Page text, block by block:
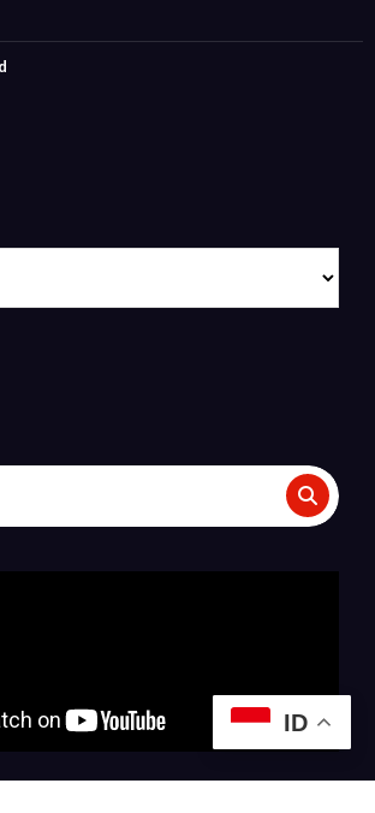
ID